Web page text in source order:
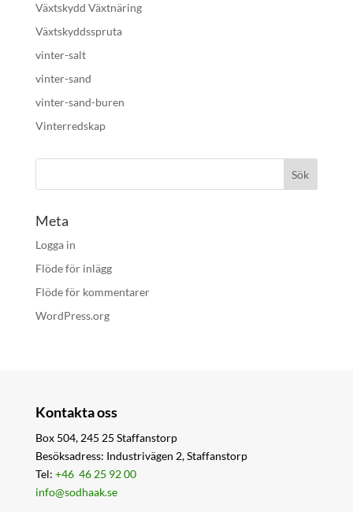
Växtskydd Växtnäring
Växtskyddsspruta
vinter-salt
vinter-sand
vinter-sand-buren
Vinterredskap
Meta
Logga in
Flöde för inlägg
Flöde för kommentarer
WordPress.org
Kontakta oss
Box 504, 245 25 Staffanstorp
Besöksadress: Industrivägen 2, Staffanstorp
Tel: +46 46 25 92 00
info@sodhaak.se